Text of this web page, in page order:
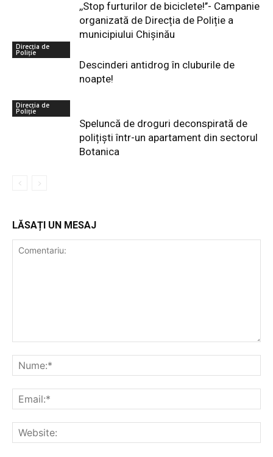
,,Stop furturilor de biciclete!’’- Campanie
organizată de Direcția de Poliție a
municipiului Chișinău
Direcția de
Poliție
Descinderi antidrog în cluburile de
noapte!
Direcția de
Poliție
Speluncă de droguri deconspirată de
polițiști într-un apartament din sectorul
Botanica
LĂSAȚI UN MESAJ